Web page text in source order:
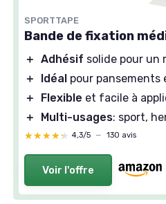
SPORTTAPE
Bande de fixation
＋ Adhésif solide pour un
＋
Idéal pour pansements
＋
Flexible et facile à
＋
Multi-usages: sport,
★★★★★
★★★★★ 4,3/5 — 130 avis
Voir l'offre